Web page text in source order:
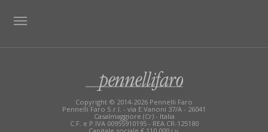
Copyright © 2014-2026 Pennelli Faro
Pennelli Faro S.r.l. - via E.Vanoni 37/A - 26041
Casalmaggiore (Cr) - Italia
C.F. e P.IVA 00955910195 - REA CR-125180